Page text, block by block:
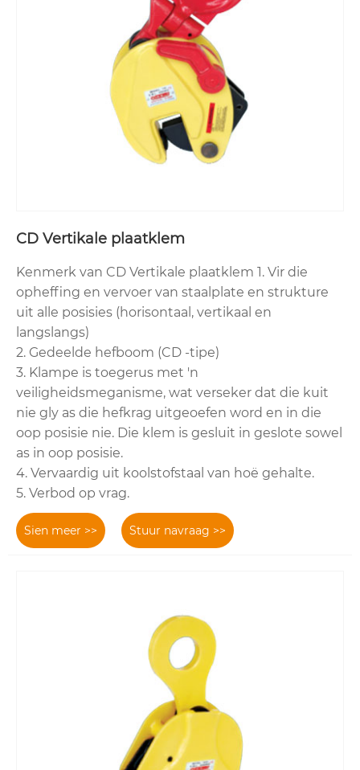
CD Vertikale plaatklem
Kenmerk van CD Vertikale plaatklem 1. Vir die
opheffing en vervoer van staalplate en strukture
uit alle posisies (horisontaal, vertikaal en
langslangs)
2. Gedeelde hefboom (CD -tipe)
3. Klampe is toegerus met 'n
veiligheidsmeganisme, wat verseker dat die kuit
nie gly as die hefkrag uitgeoefen word en in die
oop posisie nie. Die klem is gesluit in geslote sowel
as in oop posisie.
4. Vervaardig uit koolstofstaal van hoë gehalte.
5. Verbod op vrag.
Sien meer >> Stuur navraag >>